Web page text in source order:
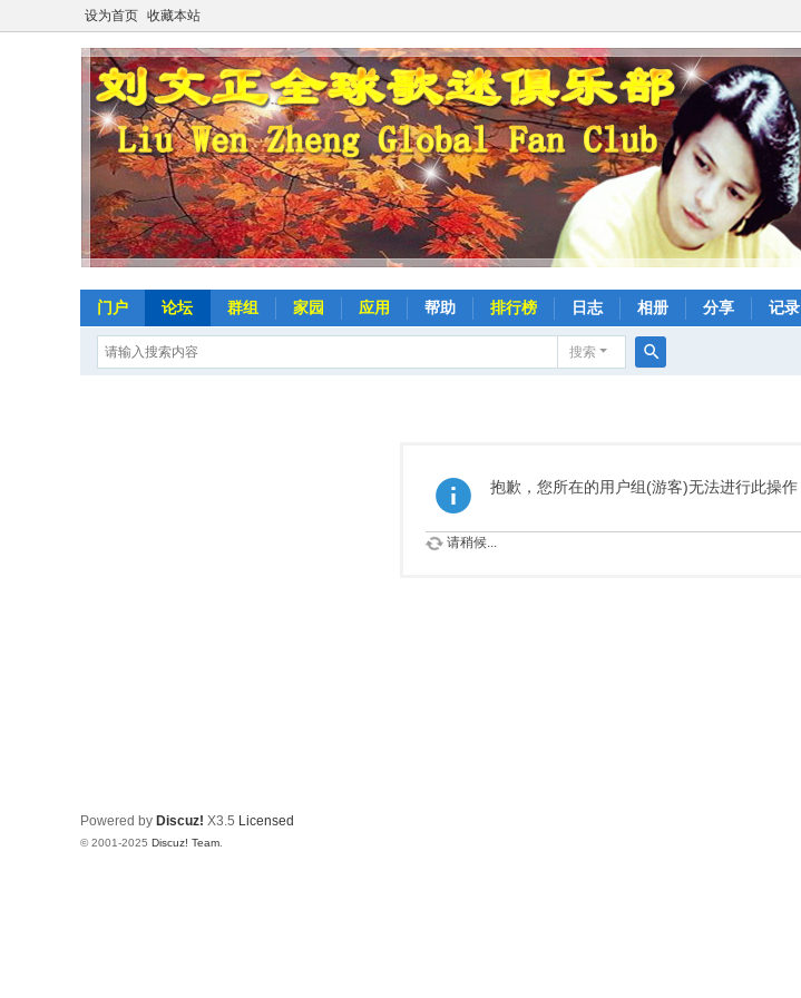
设为首页 收藏本站
门户 论坛 群组 家园 应用 帮助 排行榜 日志 相册 分享 记录
搜索
抱歉，您所在的用户组(游客)无法进行此操作
请稍候...
Powered by Discuz! X3.5 Licensed
© 2001-2025 Discuz! Team